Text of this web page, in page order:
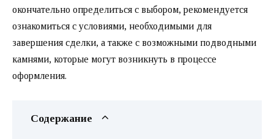
окончательно определиться с выбором, рекомендуется
ознакомиться с условиями, необходимыми для
завершения сделки, а также с возможными подводными
камнями, которые могут возникнуть в процессе
оформления.
Содержание